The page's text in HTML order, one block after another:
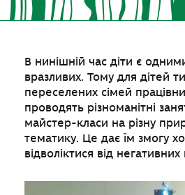
В нинішній час діти є
вразливих. Тому для дітей
переселених сімей
проводять різноманітні
майстер-класи на різну
тематику. Це дає їм змогу
відволіктися від негативних